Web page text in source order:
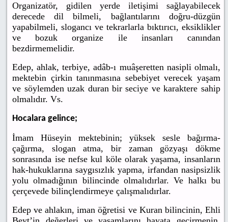
Organizatör, gidilen yerde iletişimi sağlayabilecek
derecede dil bilmeli, bağlantılarını doğru-düzgün
yapabilmeli, slogancı ve tekrarlarla bıktırıcı, eksiklikler
ve bozuk organize ile insanları canından
bezdirmemelidir.
Edep, ahlak, terbiye, adâb-ı muâşeretten nasipli olmalı,
mektebin çirkin tanınmasına sebebiyet verecek yaşam
ve söylemden uzak duran bir seciye ve karaktere sahip
olmalıdır. Vs.
Hocalara gelince;
İmam Hüseyin mektebinin; yüksek sesle bağırma-
çağırma, slogan atma, bir zaman gözyaşı dökme
sonrasında ise nefse kul köle olarak yaşama, insanların
hak-hukuklarına saygısızlık yapma, irfandan nasipsizlik
yolu olmadığının bilincinde olmalıdırlar. Ve halkı bu
çerçevede bilinçlendirmeye çalışmalıdırlar.
Edep ve ahlakın, iman öğretisi ve Kuran bilincinin, Ehli